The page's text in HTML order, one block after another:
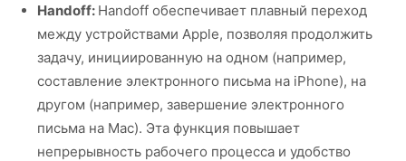
Handoff: Handoff обеспечивает плавный переход
между устройствами Apple, позволяя продолжить
задачу, инициированную на одном (например,
составление электронного письма на iPhone), на
другом (например, завершение электронного
письма на Mac). Эта функция повышает
непрерывность рабочего процесса и удобство